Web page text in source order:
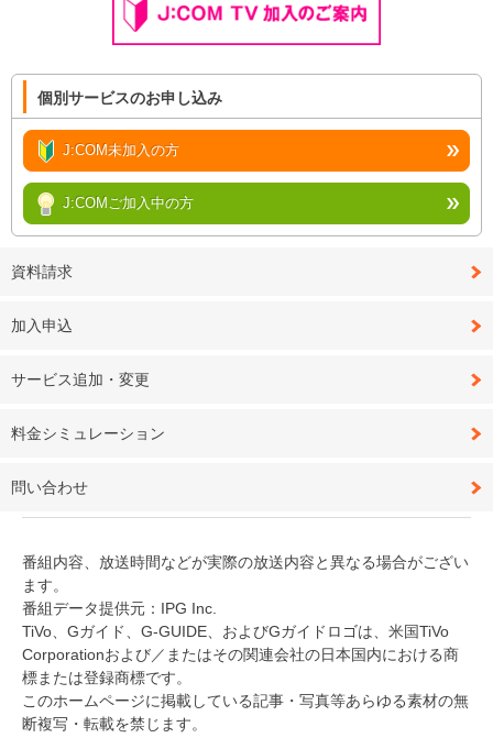
個別サービスのお申し込み
J:COM未加入の方
J:COMご加入中の方
資料請求
加入申込
サービス追加・変更
料金シミュレーション
問い合わせ
番組内容、放送時間などが実際の放送内容と異なる場合がござい
ます。
番組データ提供元：IPG Inc.
TiVo、Gガイド、G-GUIDE、およびGガイドロゴは、米国TiVo
Corporationおよび／またはその関連会社の日本国内における商
標または登録商標です。
このホームページに掲載している記事・写真等あらゆる素材の無
断複写・転載を禁じます。